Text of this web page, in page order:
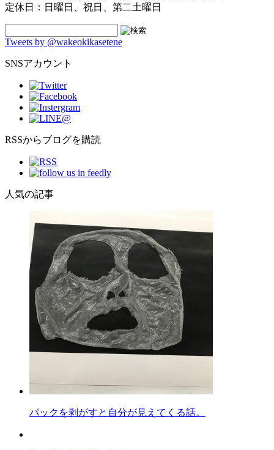
定休日：日曜日、祝日、第二土曜日
Tweets by @wakeokikasetene
SNSアカウント
RSSからブログを購読
人気の記事
パックを剥がすと自分が見えてくる話。